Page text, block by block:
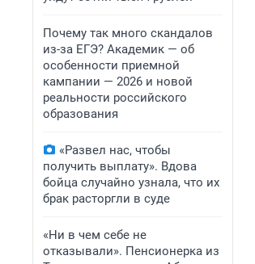
Почему так много скандалов
из-за ЕГЭ? Академик — об
особенности приемной
кампании — 2026 и новой
реальности российского
образования
«Развел нас, чтобы
получить выплату». Вдова
бойца случайно узнала, что их
брак расторгли в суде
«Ни в чем себе не
отказывали». Пенсионерка из